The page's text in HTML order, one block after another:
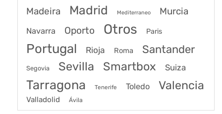
Madeira Madrid Mediterraneo Murcia
Navarra Oporto Otros Paris
Portugal Rioja Roma Santander
Segovia Sevilla Smartbox Suiza
Tarragona Tenerife Toledo Valencia
Valladolid Ávila